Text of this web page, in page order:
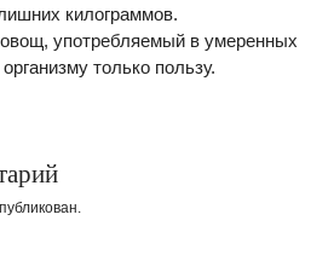
килограммов.
употребляемый в умеренных
только пользу.